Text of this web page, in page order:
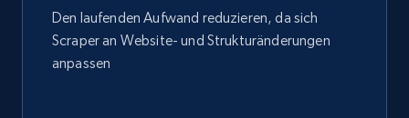
Den laufenden Aufwand reduzieren, da sich
Scraper an Website- und Strukturänderungen
anpassen